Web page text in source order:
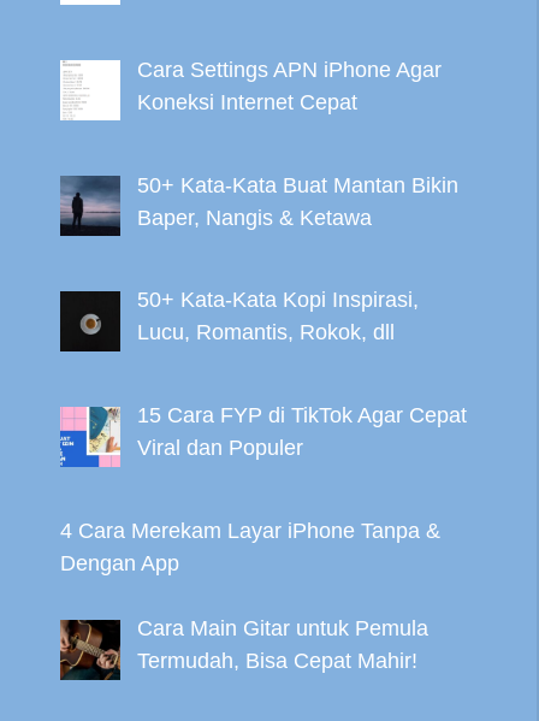
Cara Settings APN iPhone Agar
Koneksi Internet Cepat
50+ Kata-Kata Buat Mantan Bikin
Baper, Nangis & Ketawa
50+ Kata-Kata Kopi Inspirasi,
Lucu, Romantis, Rokok, dll
15 Cara FYP di TikTok Agar Cepat
Viral dan Populer
4 Cara Merekam Layar iPhone Tanpa &
Dengan App
Cara Main Gitar untuk Pemula
Termudah, Bisa Cepat Mahir!